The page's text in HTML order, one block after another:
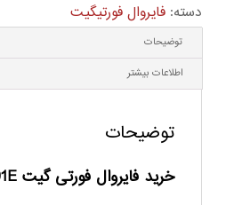
دسته: فایروال فورتیگیت
توضیحات
اطلاعات بیشتر
توضیحات
خرید فایروال فورتی گیت FG-5001E